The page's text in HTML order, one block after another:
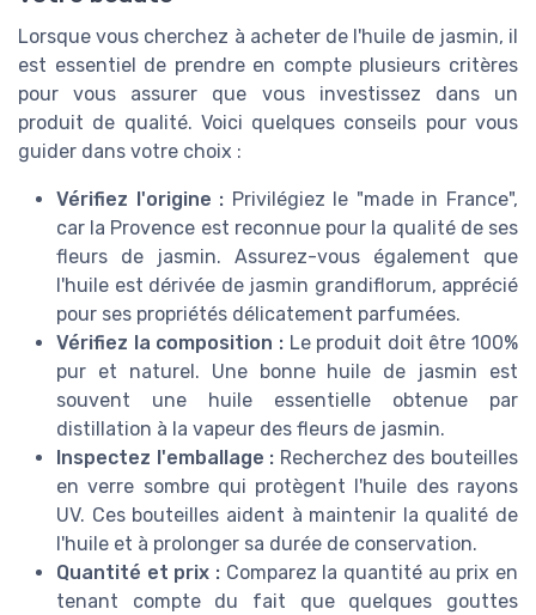
Lorsque vous cherchez à acheter de l'huile de jasmin, il
est essentiel de prendre en compte plusieurs critères
pour vous assurer que vous investissez dans un
produit de qualité. Voici quelques conseils pour vous
guider dans votre choix :
Vérifiez l'origine : Privilégiez le "made in France",
car la Provence est reconnue pour la qualité de ses
fleurs de jasmin. Assurez-vous également que
l'huile est dérivée de jasmin grandiflorum, apprécié
pour ses propriétés délicatement parfumées.
Vérifiez la composition :Le produit doit être 100%
pur et naturel. Une bonne huile de jasmin est
souvent une huile essentielle obtenue par
distillation à la vapeur des fleurs de jasmin.
Inspectez l'emballage : Recherchez des bouteilles
en verre sombre qui protègent l'huile des rayons
UV. Ces bouteilles aident à maintenir la qualité de
l'huile et à prolonger sa durée de conservation.
Quantité et prix : Comparez la quantité au prix en
tenant compte du fait que quelques gouttes